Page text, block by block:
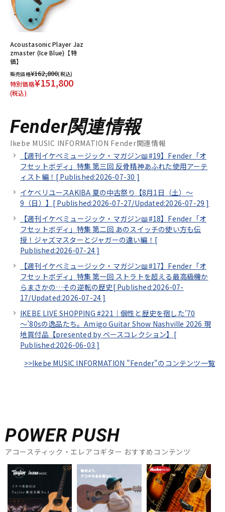
Acoustasonic Player Jaz
zmaster (Ice Blue)【特
価】
販売価格¥162,800(税込)
特別価格¥151,800
(税込)
Fender関連情報
Ikebe MUSIC INFORMATION Fender関連情報
【週刊イケベミュージック・マガジン📖#19】Fender「オ
フセットボディ」特集 第三回 反骨精神あふれた使用アーテ
ィスト編！[ Published:2026-07-30 ]
イケベリユースAKIBA 夏の中古祭り【8月1日（土）～
9（日）】[ Published:2026-07-27/Updated:2026-07-29 ]
【週刊イケベミュージック・マガジン📖#18】Fender「オ
フセットボディ」特集 第二回 あのスイッチの使い方も伝
授！ジャズマスターとジャガーの違い編！[
Published:2026-07-24 ]
【週刊イケベミュージック・マガジン📖#17】Fender「オ
フセットボディ」特集 第一回 ストラトを超える最高級機か
らまさかの…その逆転の歴史[ Published:2026-07-
17/Updated:2026-07-24 ]
IKEBE LIVE SHOPPING #221｜個性と歴史を宿した’70
～’80sの逸品たち。Amigo Guitar Show Nashville 2026 現
地買付品【presented by ベースコレクション】[
Published:2026-06-03 ]
>>Ikebe MUSIC INFORMATION "Fender"のコンテンツ一覧
POWER PUSH
アコースティック・エレアコギター おすすめコンテンツ